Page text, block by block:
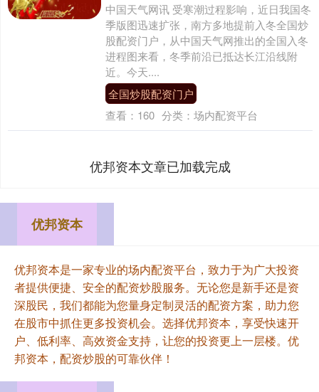
中国天气网讯 受寒潮过程影响，近日我国冬
季版图迅速扩张，南方多地提前入冬全国炒
股配资门户，从中国天气网推出的全国入冬
进程图来看，冬季前沿已抵达长江沿线附
近。今天....
全国炒股配资门户
查看： 160 分类： 场内配资平台
优邦资本文章已加载完成
优邦资本
优邦资本是一家专业的场内配资平台，致力于为广大投资
者提供便捷、安全的配资炒股服务。无论您是新手还是资
深股民，我们都能为您量身定制灵活的配资方案，助力您
在股市中抓住更多投资机会。选择优邦资本，享受快速开
户、低利率、高效资金支持，让您的投资更上一层楼。优
邦资本，配资炒股的可靠伙伴！